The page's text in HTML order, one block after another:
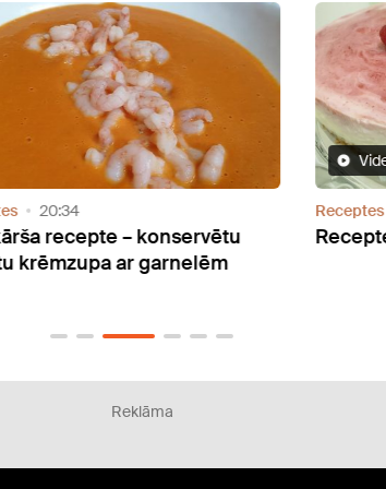
07:56
Vienkāršā Marmora kūka
Reklāma